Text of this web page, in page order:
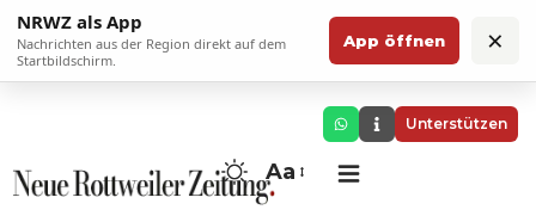
NRWZ als App
Nachrichten aus der Region direkt auf dem
Startbildschirm.
App öffnen ×
Unterstützen
Aa